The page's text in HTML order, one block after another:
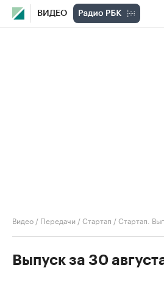
ВИДЕО
Видео / Передачи /Стартап /Стартап.
Выпуск за 30